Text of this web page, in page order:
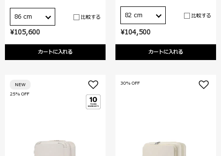
¥105,600
カートに入れる
86 cm 比較する
¥104,500
カートに入れる
82 cm 比較する
25% OFF
NEW 30% OFF